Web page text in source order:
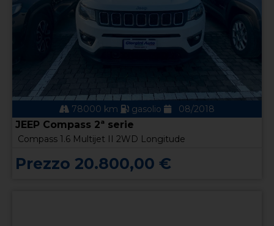
78000 km gasolio 08/2018
JEEP Compass 2ª serie
Compass 1.6 Multijet II 2WD Longitude
Prezzo 20.800,00 €